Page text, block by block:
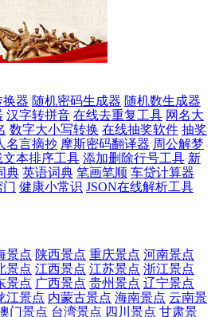
换器 随机密码生成器 随机数生成器
汉字转拼音 在线去重复工具 网名大
数字大小写转换 在线抽奖软件 抽奖
名言摘抄 摩斯密码翻译器 周公解梦
文本排序工具 添加删除行号工具 新
典 英语词典 笔画笔顺 车贷计算器
健康小常识 JSON在线解析工具
景点 陕西景点 重庆景点 河南景点
景点 江西景点 江苏景点 浙江景点
景点 广西景点 贵州景点 辽宁景点
江景点 内蒙古景点 海南景点 云南景
门景点 台湾景点 四川景点 甘肃景